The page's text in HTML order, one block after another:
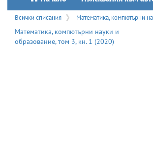
Всички списания Математика, компютърни
Математика, компютърни науки и
образование, том 3, кн. 1 (2020)